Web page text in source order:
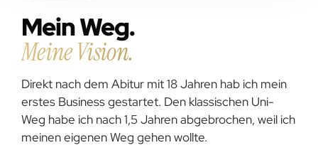
Mein Weg.
Meine Vision.
Direkt nach dem Abitur mit 18 Jahren hab ich mein
erstes Business gestartet. Den klassischen Uni-
Weg habe ich nach 1,5 Jahren abgebrochen, weil ich
meinen eigenen Weg gehen wollte.